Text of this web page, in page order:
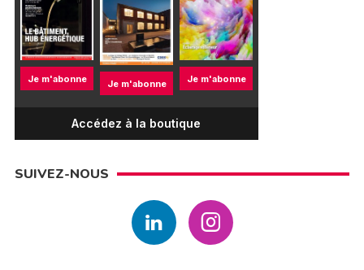
Je m'abonne Je m'abonne Je m'abonne
Accédez à la boutique
SUIVEZ-NOUS